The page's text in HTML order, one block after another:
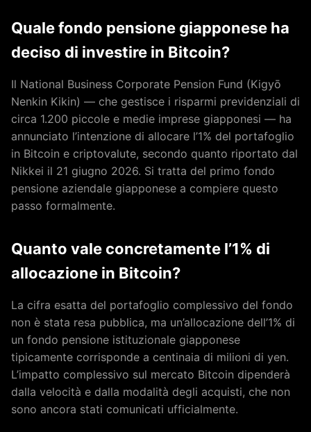
Quale fondo pensione giapponese ha
deciso di investire in Bitcoin?
Il National Business Corporate Pension Fund (Kigyō
Nenkin Kikin) — che gestisce i risparmi previdenziali di
circa 1.200 piccole e medie imprese giapponesi — ha
annunciato l’intenzione di allocare l’1% del portafoglio
in Bitcoin e criptovalute, secondo quanto riportato dal
Nikkei il 21 giugno 2026. Si tratta del primo fondo
pensione aziendale giapponese a compiere questo
passo formalmente.
Quanto vale concretamente l’1% di
allocazione in Bitcoin?
La cifra esatta del portafoglio complessivo del fondo
non è stata resa pubblica, ma un’allocazione dell’1% di
un fondo pensione istituzionale giapponese
tipicamente corrisponde a centinaia di milioni di yen.
L’impatto complessivo sul mercato Bitcoin dipenderà
dalla velocità e dalla modalità degli acquisti, che non
sono ancora stati comunicati ufficialmente.